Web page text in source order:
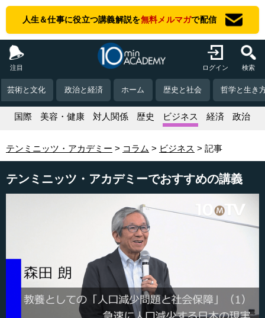
人生＆仕事に役立つ講義解説を無料メルマガで配信
注目 ログイン 検索
芸術と文化 政治と経済 ホーム 歴史と社会 哲学と生き
国際 美容・健康 対人関係 歴史 ビジネス 経済 政治
テンミニッツ・アカデミー コラム ビジネス 記事
テンミニッツ・アカデミーでおすすめの講義